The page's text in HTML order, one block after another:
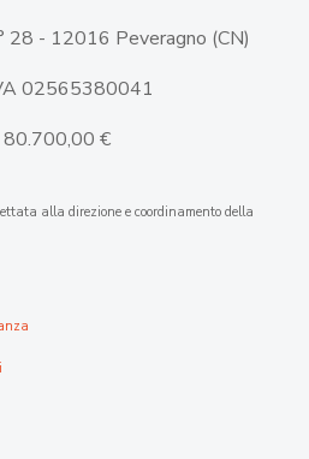
28 - 12016 Peveragno (CN)
02565380041
80.700,00 €
alla direzione e coordinamento della